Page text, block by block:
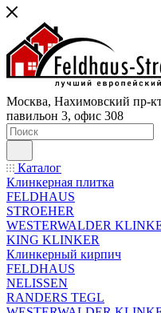
Москва, Нахимовский пр-
павильон 3, офис 308
Каталог
Клинкерная плитка
FELDHAUS
STROEHER
WESTERWALDER
KING KLINKER
Клинкерный кирпич
FELDHAUS
NELISSEN
RANDERS TEGL